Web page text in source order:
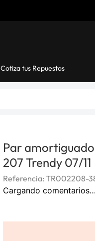
Cotiza tus Repuestos
Par
207 Trendy 07/11
Referencia: TR002208-
Cargando comentarios…